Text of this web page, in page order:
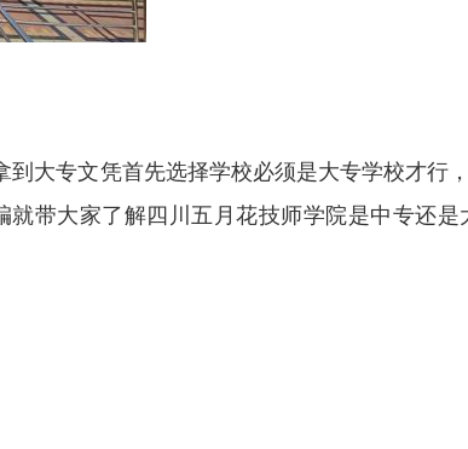
大专文凭首先选择学校必须是大专学校才行
带大家了解四川五月花技师学院是中专还